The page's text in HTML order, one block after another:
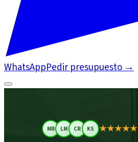
WhatsAppPedir presupuesto→
MR LM CR KS ★★★★★